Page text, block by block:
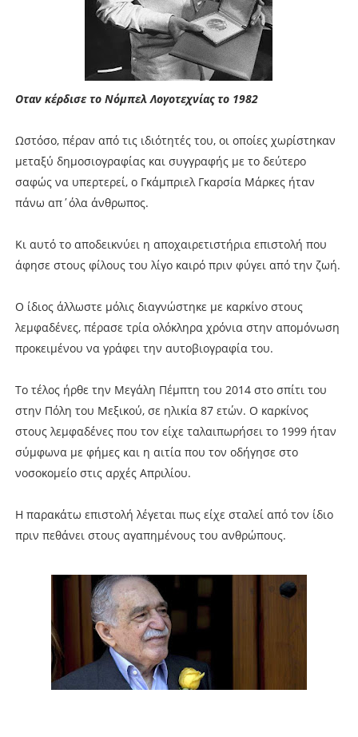
Οταν κέρδισε το Νόμπελ Λογοτεχνίας το 1982
Ωστόσο, πέραν από τις ιδιότητές του, οι οποίες χωρίστηκαν
μεταξύ δημοσιογραφίας και συγγραφής με το δεύτερο
σαφώς να υπερτερεί, ο Γκάμπριελ Γκαρσία Μάρκες ήταν
πάνω απ΄όλα άνθρωπος.
Κι αυτό το αποδεικνύει η αποχαιρετιστήρια επιστολή που
άφησε στους φίλους του λίγο καιρό πριν φύγει από την ζωή.
Ο ίδιος άλλωστε μόλις διαγνώστηκε με καρκίνο στους
λεμφαδένες, πέρασε τρία ολόκληρα χρόνια στην απομόνωση
προκειμένου να γράφει την αυτοβιογραφία του.
Το τέλος ήρθε την Μεγάλη Πέμπτη του 2014 στο σπίτι του
στην Πόλη του Μεξικού, σε ηλικία 87 ετών. Ο καρκίνος
στους λεμφαδένες που τον είχε ταλαιπωρήσει το 1999 ήταν
σύμφωνα με φήμες και η αιτία που τον οδήγησε στο
νοσοκομείο στις αρχές Απριλίου.
Η παρακάτω επιστολή λέγεται πως είχε σταλεί από τον ίδιο
πριν πεθάνει στους αγαπημένους του ανθρώπους.